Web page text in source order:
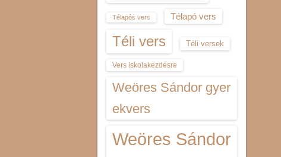
Télapós vers Télapó vers
Téli vers Téli versek
Vers iskolakezdésre
Weöres Sándor gyer
ekvers
Weöres Sándor